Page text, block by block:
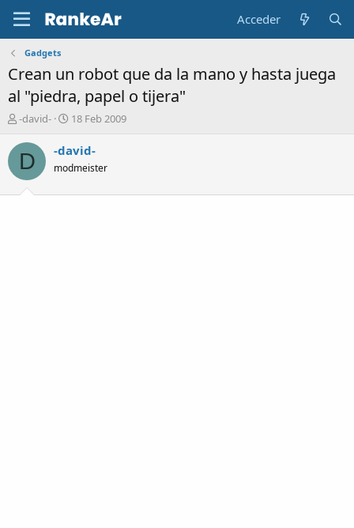
Acceder
Gadgets
Crean un robot que da la mano y hasta juega
al "piedra, papel o tijera"
A
t
r
-david-
F
c
h
a
18 Feb 2009
D -david-
modmeister